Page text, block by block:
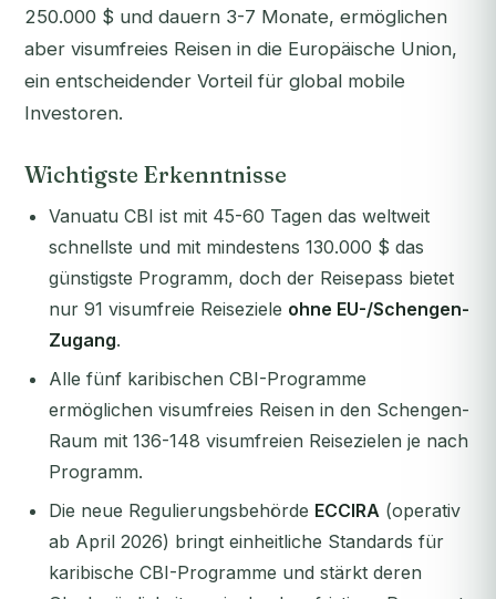
250.000 $ und dauern 3-7 Monate, ermöglichen
aber visumfreies Reisen in die Europäische Union,
ein entscheidender Vorteil für global mobile
Investoren.
Wichtigste Erkenntnisse
Vanuatu CBI ist mit 45-60 Tagen das weltweit
schnellste und mit mindestens 130.000 $ das
günstigste Programm, doch der Reisepass bietet
nur 91 visumfreie Reiseziele ohne EU-/Schengen-
Zugang.
Alle fünf karibischen CBI-Programme
ermöglichen visumfreies Reisen in den Schengen-
Raum mit 136-148 visumfreien Reisezielen je nach
Programm.
Die neue Regulierungsbehörde ECCIRA (operativ
ab April 2026) bringt einheitliche Standards für
karibische CBI-Programme und stärkt deren